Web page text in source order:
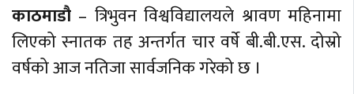
काठमाडौ – त्रिभुवन विश्वविद्यालयले श्रावण महिनामा
लिएको स्नातक तह अन्तर्गत चार वर्षे बी.बी.एस. दोस्रो
वर्षको आज नतिजा सार्वजनिक गरेको छ ।